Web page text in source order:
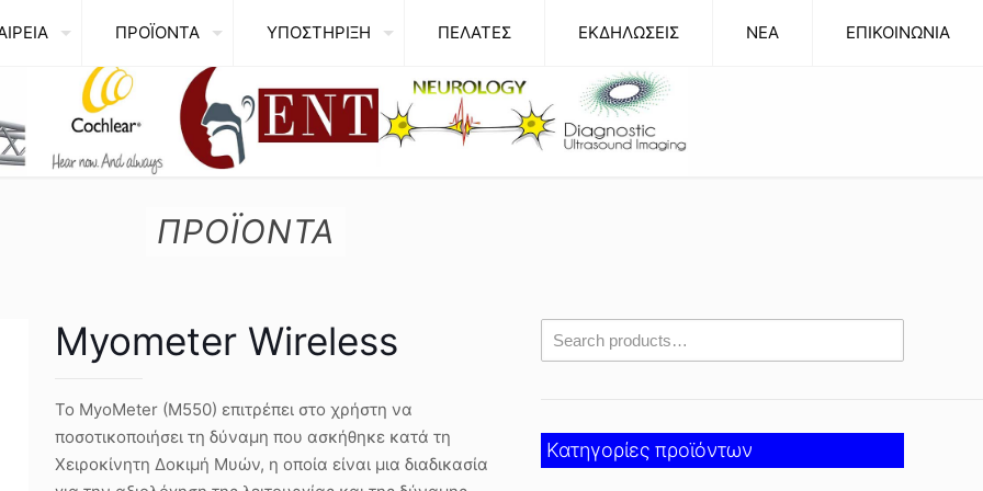
ΠΡΟΪΟΝΤΑ ΥΠΟΣΤΗΡΙΞΗ ΠΕΛΑΤΕΣ ΕΚΔΗΛΩΣΕΙΣ NEA ΕΠΙΚΟΙΝΩΝΙΑ
ΠΡΟΪΟΝΤΑ
Myometer Wireless
Το MyoMeter (M550) επιτρέπει στο χρήστη να
ποσοτικοποιήσει τη δύναμη που ασκήθηκε κατά τη
Χειροκίνητη Δοκιμή Μυών, η οποία είναι μια διαδικασία
Κατηγορίες προϊόντων